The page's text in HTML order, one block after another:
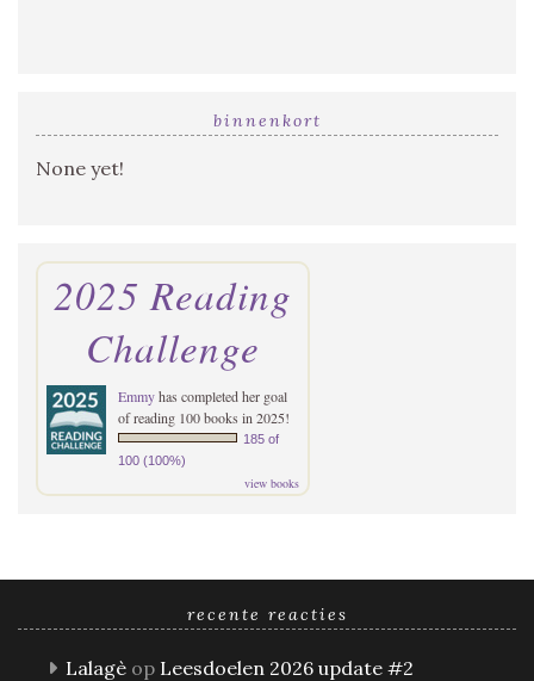
binnenkort
None yet!
2025 Reading
Challenge
Emmyhas completed her goal
of reading 100 books in 2025!
185 of
100 (100%)
view books
recente reacties
Lalagè op Leesdoelen 2026 update #2